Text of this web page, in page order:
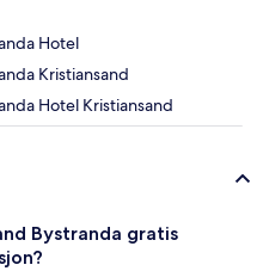
Hotel
Kristiansand
Hotel Kristiansand
Bystranda gratis